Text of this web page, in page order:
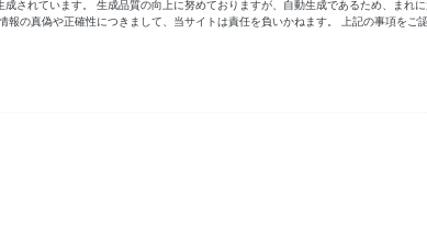
されています。 生成品質の向上に努めておりますが、自動生成であるため、まれ
の真偽や正確性につきまして、当サイトは責任を負いかねます。 上記の事項をご